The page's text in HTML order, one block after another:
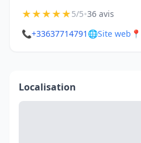
★★★★★5/5•36 avis
📞+33637714791 🌐Site web 📍
Localisation